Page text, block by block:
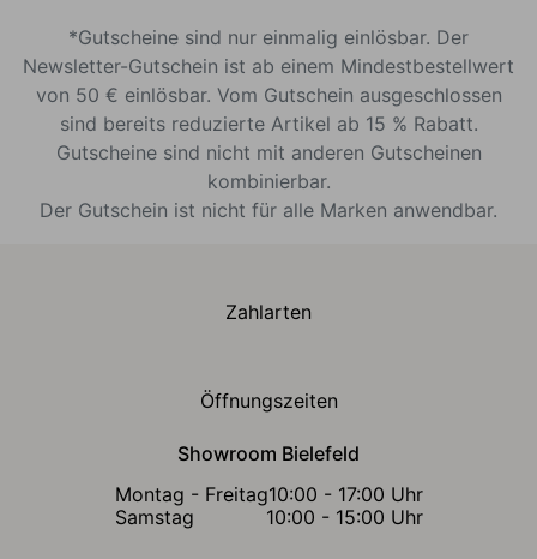
*Gutscheine sind nur einmalig einlösbar. Der
Newsletter-Gutschein ist ab einem Mindestbestellwert
von 50 € einlösbar. Vom Gutschein ausgeschlossen
sind bereits reduzierte Artikel ab 15 % Rabatt.
Gutscheine sind nicht mit anderen Gutscheinen
kombinierbar.
Der Gutschein ist nicht für alle Marken anwendbar.
Zahlarten
Öffnungszeiten
Showroom Bielefeld
Montag - Freitag10:00 - 17:00 Uhr
Samstag
10:00 - 15:00 Uhr